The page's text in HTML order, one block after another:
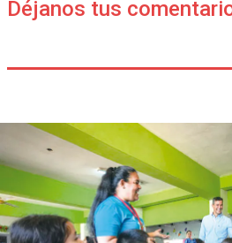
Déjanos tus